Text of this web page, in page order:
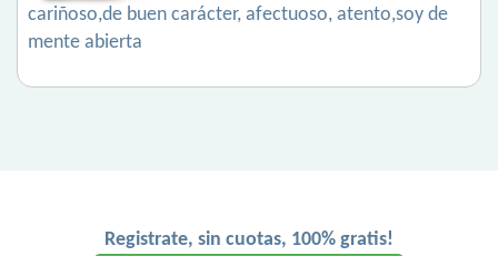
cariñoso,de buen carácter, afectuoso, atento,soy de
mente abierta
Registrate, sin cuotas, 100% gratis!